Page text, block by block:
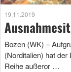
19.11.2019
Bozen (WK) –
(Norditalien) hat
Reihe außeror …